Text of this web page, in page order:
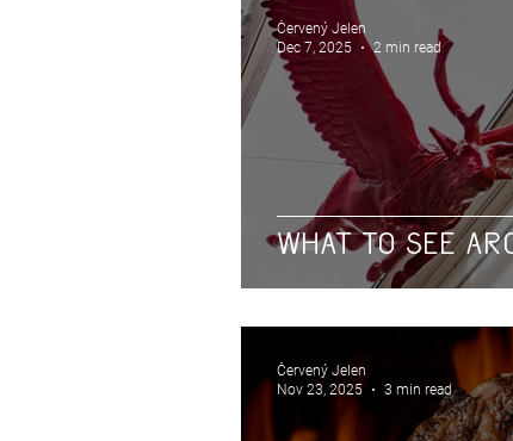
What to See
Červený Jelen
Dec 7, 2025
2 min read
Červený Jelen
Nov 23, 2025
3 min read